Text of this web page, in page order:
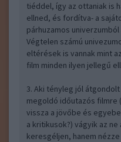
tiéddel, így az ottaniak is
ellned, és fordítva- a
párhuzamos
Végtelen számú
eltérések is vannak mint
film minden ilyen jellegű
3. Aki tényleg jól
megoldó időutazós filmre
vissza a jövőbe és
a kritikusok?) vágyik az
keresgéljen, hanem